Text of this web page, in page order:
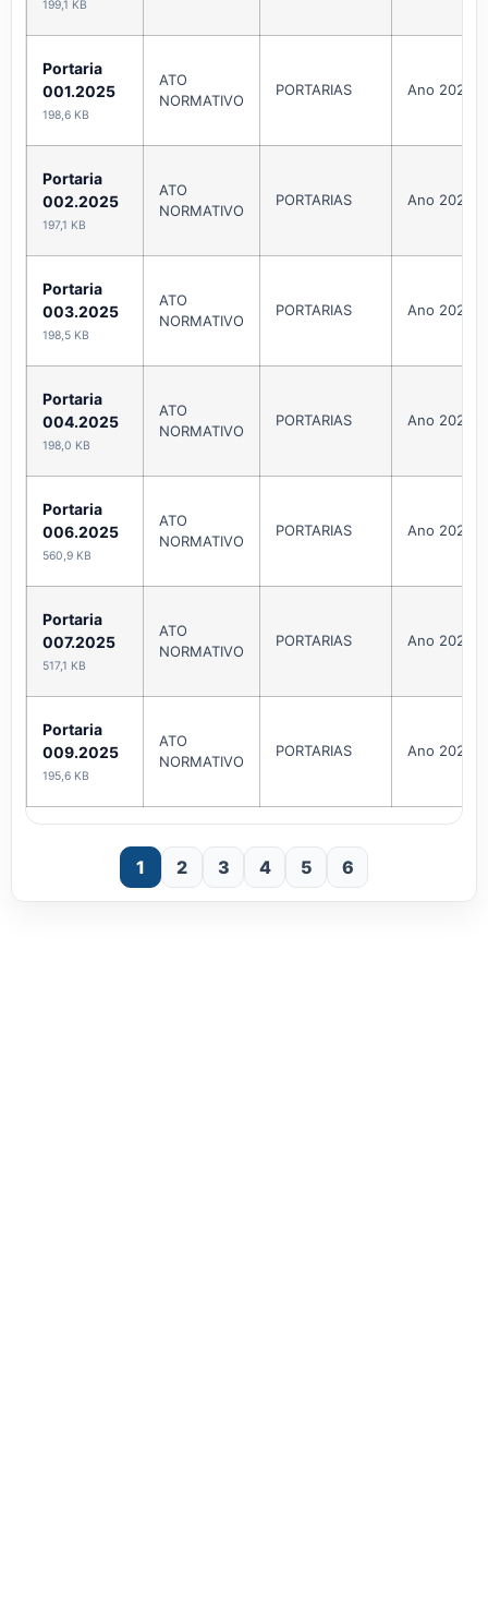
199,1 KB
Portaria
001.2025
198,6 KB
ATO
NORMATIVO
PORTARIAS Ano 2025
Portaria
002.2025
197,1 KB
ATO
NORMATIVO
PORTARIAS Ano 2025
Portaria
003.2025
198,5 KB
ATO
NORMATIVO
PORTARIAS Ano 2025
Portaria
004.2025
198,0 KB
ATO
NORMATIVO
PORTARIAS Ano 2025
Portaria
006.2025
560,9 KB
ATO
NORMATIVO
PORTARIAS Ano 2025
Portaria
007.2025
517,1 KB
ATO
NORMATIVO
PORTARIAS Ano 2025
Portaria
009.2025
195,6 KB
ATO
NORMATIVO
PORTARIAS Ano 2025
1 2 3 4 5 6